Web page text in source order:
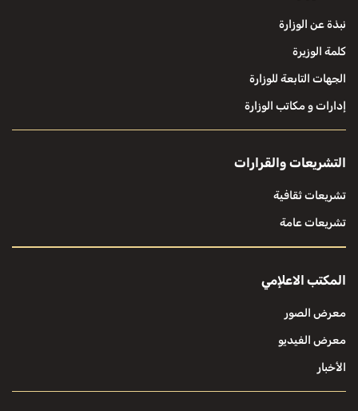
نبذة عن الوزارة
كلمة الوزيرة
الجهات التابعة للوزارة
إدارات و مكاتب الوزارة
التشريعات والقرارات
تشريعات ثقافية
تشريعات عامة
المكتب الاعلإمي
معرض الصور
معرض الفيديو
الأخبار